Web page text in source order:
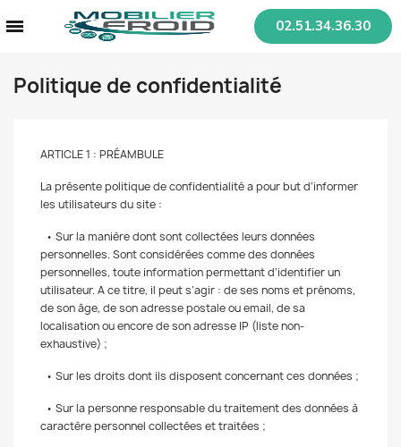
02.51.34.36.30
Politique de confidentialité
ARTICLE 1 : PRÉAMBULE
La présente politique de confidentialité a pour but d’informer
les utilisateurs du site :
• Sur la manière dont sont collectées leurs données
personnelles. Sont considérées comme des données
personnelles, toute information permettant d’identifier un
utilisateur. A ce titre, il peut s’agir : de ses noms et prénoms,
de son âge, de son adresse postale ou email, de sa
localisation ou encore de son adresse IP (liste non-
exhaustive) ;
• Sur les droits dont ils disposent concernant ces données ;
• Sur la personne responsable du traitement des données à
caractère personnel collectées et traitées ;